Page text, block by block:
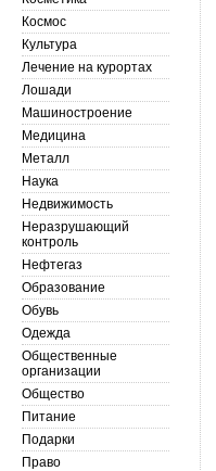
Космос
Культура
Лечение на курортах
Лошади
Машиностроение
Медицина
Металл
Наука
Недвижимость
Неразрушающий
контроль
Нефтегаз
Образование
Обувь
Одежда
Общественные
организации
Общество
Питание
Подарки
Право